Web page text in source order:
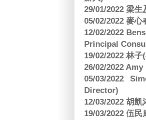
29/01/2022 梁
05/02/2022 麥
12/02/2022
Principal
19/02/2022 林
26/02/2022
05/03/2022
Director)
12/03/2022 胡
19/03/2022 伍